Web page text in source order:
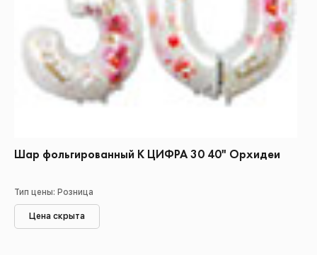
Шар фольгированный К ЦИФРА 30 40" Орхидеи
Тип цены: Розница
Цена скрыта